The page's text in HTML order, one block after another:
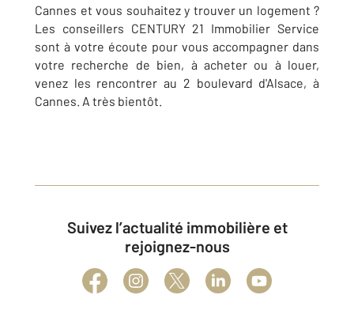
Cannes et vous souhaitez y trouver un logement ?
Les conseillers CENTURY 21 Immobilier Service
sont à votre écoute pour vous accompagner dans
votre recherche de bien, à acheter ou à louer,
venez les rencontrer au 2 boulevard d'Alsace, à
Cannes. A très bientôt.
Suivez l’actualité immobilière et
rejoignez-nous